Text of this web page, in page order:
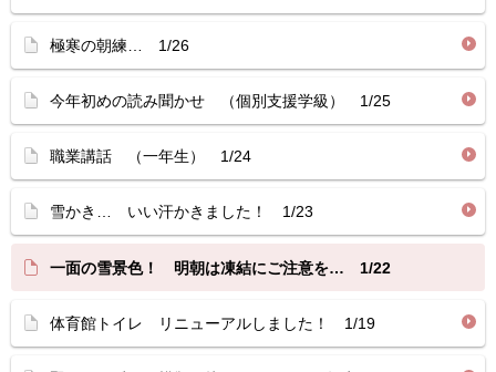
極寒の朝練… 1/26
今年初めの読み聞かせ （個別支援学級） 1/25
職業講話 （一年生） 1/24
雪かき… いい汗かきました！ 1/23
一面の雪景色！ 明朝は凍結にご注意を… 1/22
体育館トイレ リニューアルしました！ 1/19